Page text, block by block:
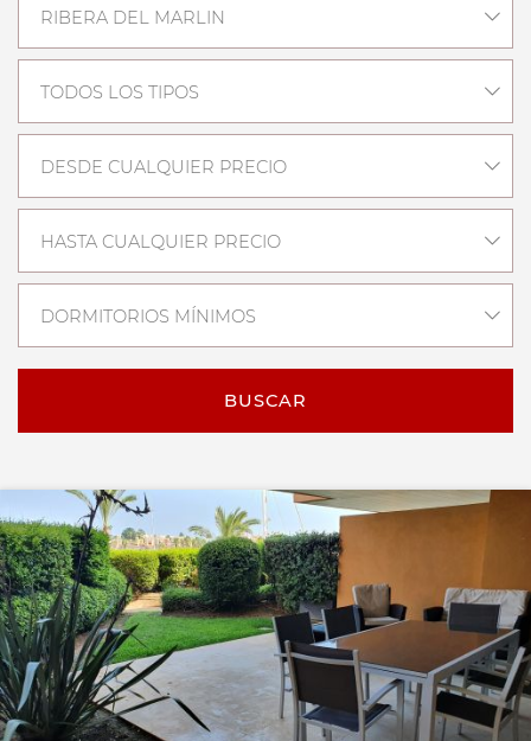
RIBERA DEL MARLIN
TODOS LOS TIPOS
DESDE CUALQUIER PRECIO
HASTA CUALQUIER PRECIO
DORMITORIOS MÍNIMOS
BUSCAR